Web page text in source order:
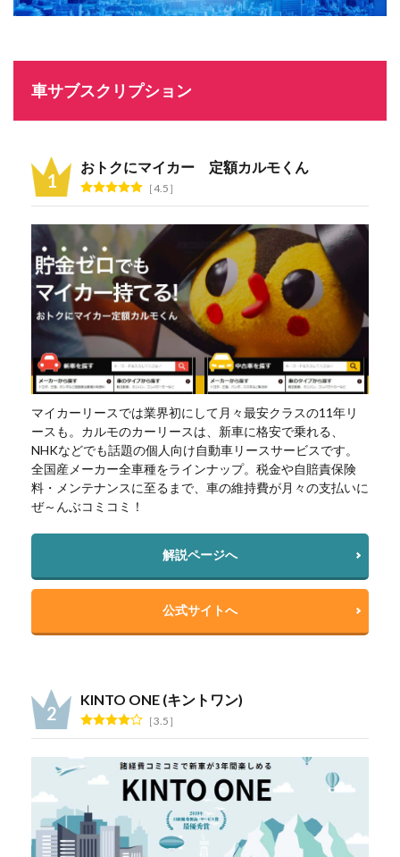
車サブスクリプション
おトクにマイカー 定額カルモくん
4.5
マイカーリースでは業界初にして月々最安クラスの11年リ
ースも。カルモのカーリースは、新車に格安で乗れる、
NHKなどでも話題の個人向け自動車リースサービスです。
全国産メーカー全車種をラインナップ。税金や自賠責保険
料・メンテナンスに至るまで、車の維持費が月々の支払いに
ぜ～んぶコミコミ！
解説ページへ
公式サイトへ
KINTO ONE (キントワン)
3.5